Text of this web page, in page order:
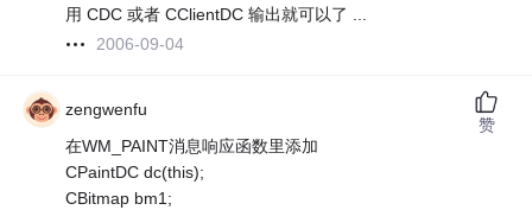
用 CDC 或者 CClientDC 输出就可以了 ...
2006-09-04
zengwenfu
在WM_PAINT消息响应函数里添加
CPaintDC dc(this);
CBitmap bm1;
赞